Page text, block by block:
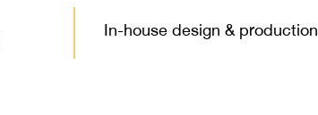
In-house design & production